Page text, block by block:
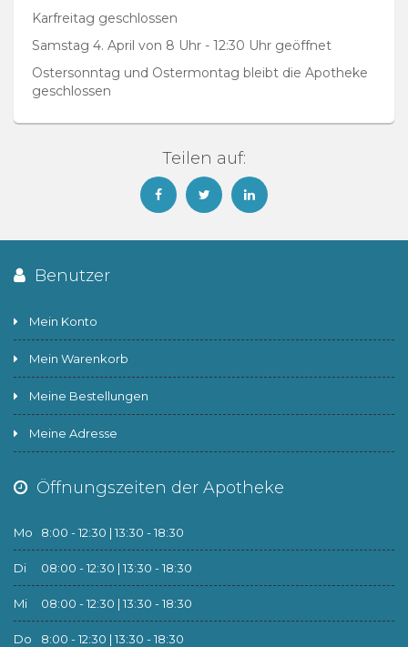
Karfreitag geschlossen
Samstag 4. April von 8 Uhr - 12:30 Uhr geöffnet
Ostersonntag und Ostermontag bleibt die Apotheke
geschlossen
Teilen auf:
Benutzer
Mein Konto
Mein Warenkorb
Meine Bestellungen
Meine Adresse
Öffnungszeiten der Apotheke
Mo 8:00 - 12:30 | 13:30 - 18:30
Di 08:00 - 12:30 | 13:30 - 18:30
Mi 08:00 - 12:30 | 13:30 - 18:30
Do 8:00 - 12:30 | 13:30 - 18:30